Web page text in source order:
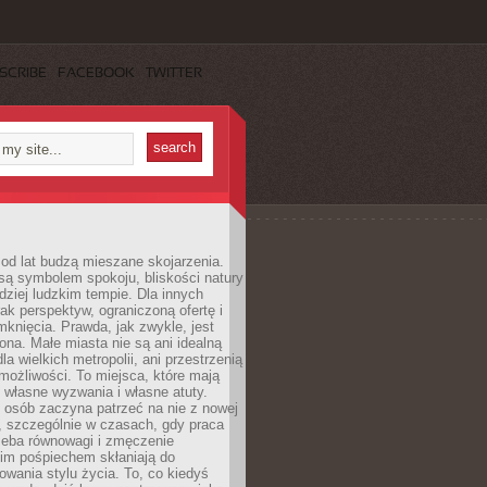
FACEBOOK TWITTER
od lat budzą mieszane skojarzenia.
symbolem spokoju, bliskości natury
ludzkim tempie. Dla innych
perspektyw, ograniczoną ofertę i
Prawda, jak zwykle, jest
Małe miasta nie są ani idealną
wielkich metropolii, ani przestrzenią
To miejsca, które mają
wyzwania i własne atuty.
osób zaczyna patrzeć na nie z nowej
szczególnie w czasach, gdy praca
równowagi i zmęczenie
pośpiechem skłaniają do
stylu życia. To, co kiedyś